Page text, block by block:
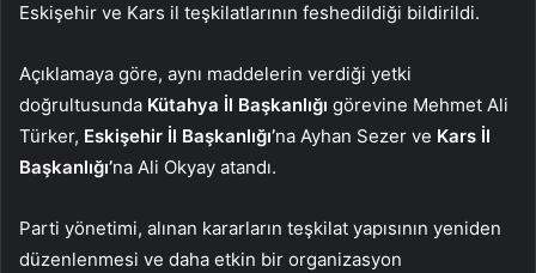
Eskişehir ve Kars il teşkilatlarının feshedildiği bildirildi.
Açıklamaya göre, aynı maddelerin verdiği yetki
doğrultusunda Kütahya İl Başkanlığı görevine Mehmet Ali
Türker, Eskişehir İl Başkanlığı’na Ayhan Sezer ve Kars İl
Başkanlığı’na Ali Okyay atandı.
Parti yönetimi, alınan kararların teşkilat yapısının yeniden
düzenlenmesi ve daha etkin bir organizasyon